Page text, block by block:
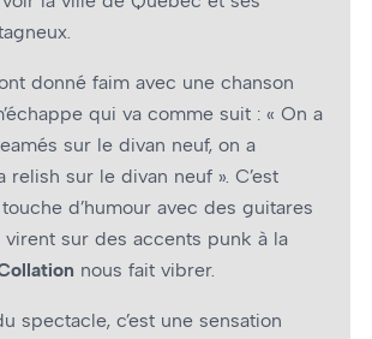
donné faim avec une chanson
qui va comme suit : « On a
sur le divan neuf, on a
relish sur le divan neuf ». C’est
d’humour avec des guitares
virent sur des accents punk à la
nous fait vibrer.
spectacle, c’est une sensation